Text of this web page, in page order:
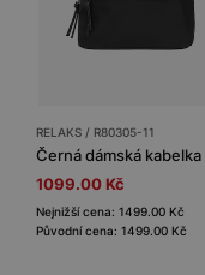
RELAKS / R80305-11
1099.00 Kč
Nejnižší cena: 1499.00 Kč
Původní cena: 1499.00 Kč